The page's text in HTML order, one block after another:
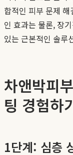
합적인 피부 문제
인 효과는 물론, 장
있는 근본적인 솔루
차앤박피
팅 경험하
1단계: 심층